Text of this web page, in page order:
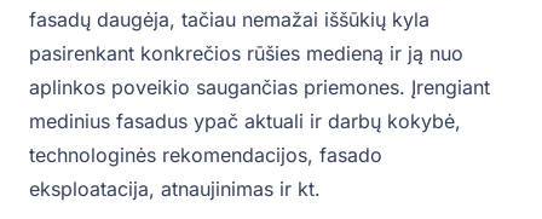
fasadų daugėja, tačiau nemažai iššūkių kyla
pasirenkant konkrečios rūšies medieną ir ją nuo
aplinkos poveikio saugančias priemones. Įrengiant
medinius fasadus ypač aktuali ir darbų kokybė,
technologinės rekomendacijos, fasado
eksploatacija, atnaujinimas ir kt.